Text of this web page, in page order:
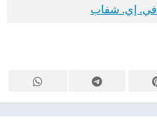
في. إي. شفاب